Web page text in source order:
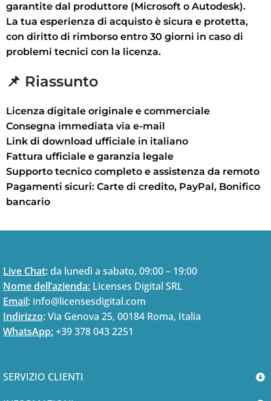
garantite dal produttore (Microsoft o Autodesk).
La tua esperienza di acquisto è sicura e protetta,
con diritto di rimborso entro 30 giorni in caso di
problemi tecnici con la licenza.
📌 Riassunto
Licenza digitale originale e commerciale
Consegna immediata via e-mail
Link di download ufficiale in italiano
Fattura ufficiale e garanzia legale
Supporto tecnico completo e assistenza da remoto
Pagamenti sicuri: Carte di credito, PayPal, Bonifico
bancario
Live Chat:da lunedì a sabato, 09:00 – 19:00
Nome dell’azienda: Licenses Digital SRL
Email: info@licensesdigital.com
Indirizzo:Via Genova 25, 00184 Roma, Italia
WhatsApp:+39 378 043 2251
SERVIZIO CLIENTI